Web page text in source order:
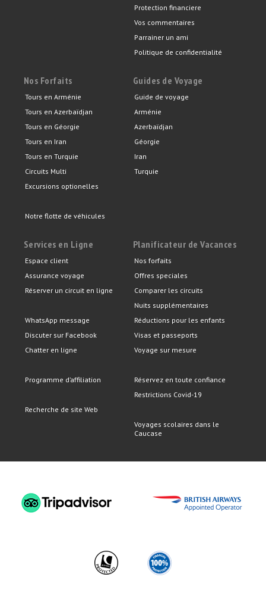
Protection financiere
Vos commentaires
Parrainer un ami
Politique de confidentialité
Nos Forfaits
Tours en Arménie
Tours en Azerbaïdjan
Tours en Géorgie
Tours en Iran
Tours en Turquie
Circuits Multi
Excursions optionelles
Notre flotte de véhicules
Guides de Voyage
Guide de voyage
Arménie
Azerbaïdjan
Géorgie
Iran
Turquie
Services en Ligne
Espace client
Assurance voyage
Réserver un circuit en ligne
WhatsApp message
Discuter sur Facebook
Chatter en ligne
Programme d’affiliation
Recherche de site Web
Planificateur de Vacances
Nos forfaits
Offres speciales
Comparer les circuits
Nuits supplémentaires
Réductions pour les enfants
Visas et passeports
Voyage sur mesure
Réservez en toute confiance
Restrictions Covid-19
Voyages scolaires dans le
Caucase